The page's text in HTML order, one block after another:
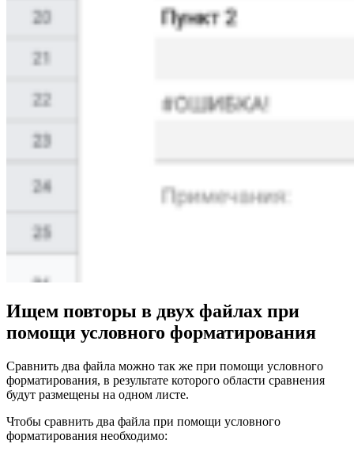
Ищем повторы в двух файлах при
помощи условного форматирования
Сравнить два файла можно так же при помощи условного
форматирования, в результате которого области сравнения
будут размещены на одном листе.
Чтобы сравнить два файла при помощи условного
форматирования необходимо: